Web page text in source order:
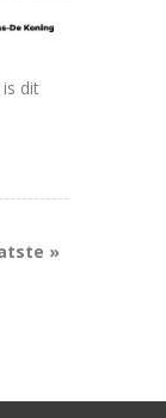
dit
»